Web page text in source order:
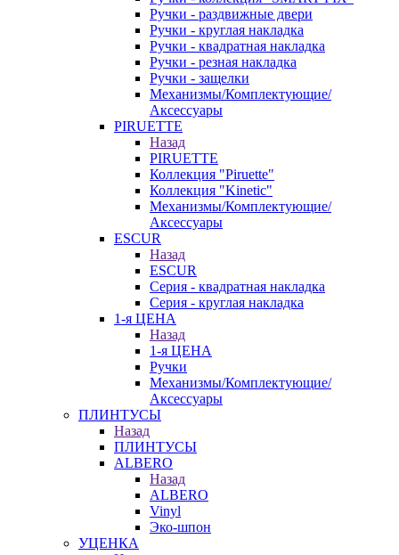
Ручки - раздвижные двери
Ручки - круглая накладка
Ручки - квадратная накладка
Ручки - резная накладка
Ручки - защелки
Механизмы/Комплектующие/
Аксессуары
PIRUETTE
Назад
PIRUETTE
Коллекция "Piruette"
Коллекция "Kinetic"
Механизмы/Комплектующие/
Аксессуары
ESCUR
Назад
ESCUR
Серия - квадратная накладка
Серия - круглая накладка
1-я ЦЕНА
Назад
1-я ЦЕНА
Ручки
Механизмы/Комплектующие/
Аксессуары
ПЛИНТУСЫ
Назад
ПЛИНТУСЫ
ALBERO
Назад
ALBERO
Vinyl
Эко-шпон
УЦЕНКА